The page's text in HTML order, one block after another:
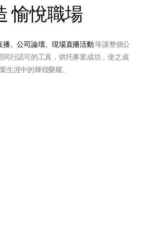
愉悅職場
播、公司論壇、現場直播活動等讓整個公
同行認可的工具，烘托事業成功，使之成
生涯中的輝煌榮耀。